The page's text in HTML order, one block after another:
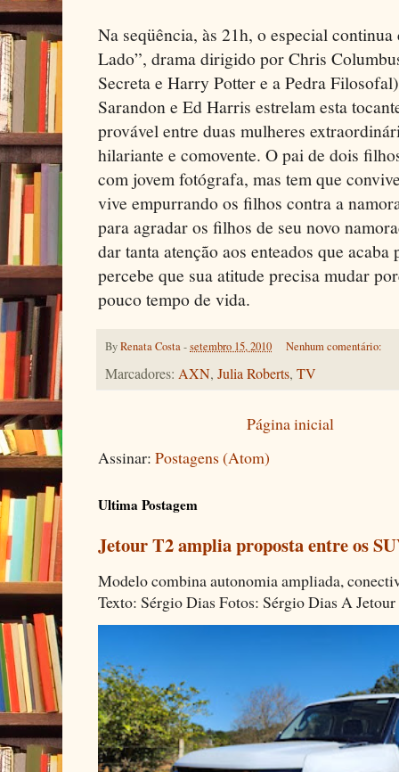
Na seqüência, às 21h, o especial
Lado”, drama dirigido por Chris
Secreta e Harry Potter e a Pedra
Sarandon e Ed Harris estrelam esta
provável entre duas mulheres
hilariante e comovente. O pai de dois
com jovem fotógrafa, mas tem que
vive empurrando os filhos contra a
para agradar os filhos de seu novo
dar tanta atenção aos enteados que
percebe que sua atitude precisa mudar
pouco tempo de vida.
ByRenata Costa-setembro 15, 2010 Nenhum comentário:
Marcadores: AXN, Julia Roberts, TV
Página inicial
Assinar: Postagens (Atom)
Ultima Postagem
Jetour T2 amplia proposta entre os
Modelo combina autonomia ampliada,
Texto: Sérgio Dias Fotos: Sérgio Dias A